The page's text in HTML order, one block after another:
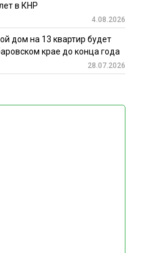
в КНР
4.08.2026
дом на 13 квартир будет
крае до конца года
28.07.2026